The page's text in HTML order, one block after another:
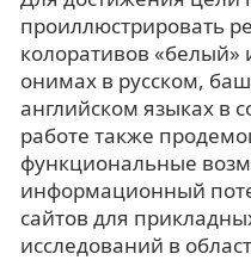
проиллюстрировать
колоративов
онимах в русском,
английском языках в
работе также
функциональные
информационный
сайтов для
исследований в